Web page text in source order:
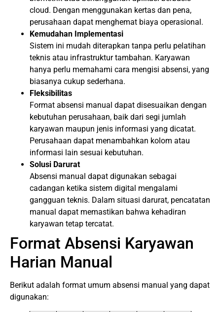
cloud. Dengan menggunakan kertas dan pena,
perusahaan dapat menghemat biaya operasional.
Kemudahan Implementasi
Sistem ini mudah diterapkan tanpa perlu pelatihan
teknis atau infrastruktur tambahan. Karyawan
hanya perlu memahami cara mengisi absensi, yang
biasanya cukup sederhana.
Fleksibilitas
Format absensi manual dapat disesuaikan dengan
kebutuhan perusahaan, baik dari segi jumlah
karyawan maupun jenis informasi yang dicatat.
Perusahaan dapat menambahkan kolom atau
informasi lain sesuai kebutuhan.
Solusi Darurat
Absensi manual dapat digunakan sebagai
cadangan ketika sistem digital mengalami
gangguan teknis. Dalam situasi darurat, pencatatan
manual dapat memastikan bahwa kehadiran
karyawan tetap tercatat.
Format Absensi Karyawan
Harian Manual
Berikut adalah format umum absensi manual yang dapat
digunakan: